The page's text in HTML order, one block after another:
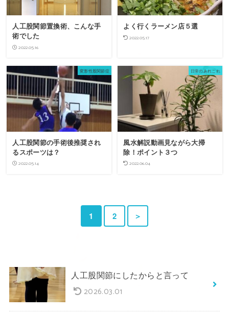
人工股関節置換術、こんな手
術でした
2022.05.16
よく行くラーメン店５選
2022.05.17
変形性股関節症
人工股関節の手術後推奨され
るスポーツは？
2022.05.14
日常のあれこれ
風水解説動画見ながら大掃
除！ポイント３つ
2022.06.04
1 2 ＞
人工股関節にしたからと言って
2026.03.01